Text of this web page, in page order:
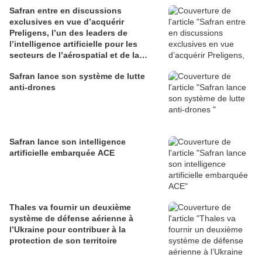
Safran entre en discussions
exclusives en vue d’acquérir
Preligens, l’un des leaders de
l’intelligence artificielle pour les
secteurs de l’aérospatial et de la
Safran lance son système de lutte
anti-drones
Safran lance son intelligence
artificielle embarquée ACE
Thales va fournir un deuxième
système de défense aérienne à
l’Ukraine pour contribuer à la
protection de son territoire